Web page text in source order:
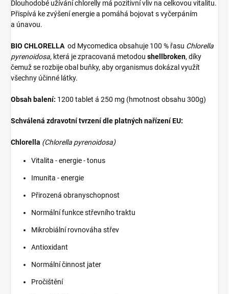
Dlouhodobé užívání chlorelly má pozitivní vliv na celkovou vitalitu.
Přispívá ke zvýšení energie a pomáhá bojovat s vyčerpáním
a únavou.
BIO CHLORELLA od Mycomedica obsahuje 100 % řasu Chlorella
pyrenoidosa, která je zpracovaná metodou shellbroken, díky
čemuž se rozbije obal buňky, aby organismus dokázal využít
všechny účinné látky.
Obsah balení: 1200 tablet á 250 mg (hmotnost obsahu 300g)
Schválená zdravotní tvrzení dle platných nařízení EU:
Chlorella (Chlorella pyrenoidosa)
Vitalita - energie - tonus
Imunita - energie
Přirozená obranyschopnost
Normální funkce střevního traktu
Mikrobiální rovnováha střev
Antioxidant
Normální činnost jater
Pročištění